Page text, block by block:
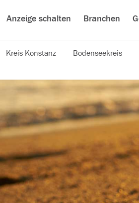
Anzeige schalten Branchen
Kreis Konstanz Bodenseekreis